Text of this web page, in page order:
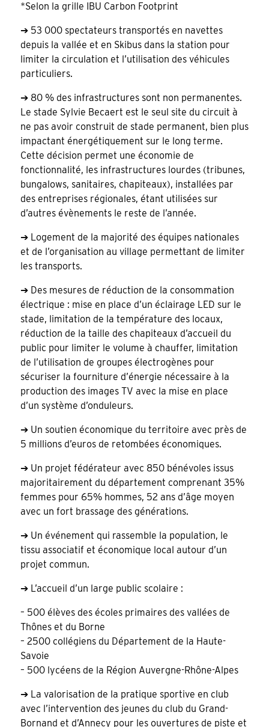
*Selon la grille IBU Carbon Footprint
➔ 53 000 spectateurs transportés en navettes
depuis la vallée et en Skibus dans la station pour
limiter la circulation et l’utilisation des véhicules
particuliers.
➔ 80 % des infrastructures sont non permanentes.
Le stade Sylvie Becaert est le seul site du circuit à
ne pas avoir construit de stade permanent, bien plus
impactant énergétiquement sur le long terme.
Cette décision permet une économie de
fonctionnalité, les infrastructures lourdes (tribunes,
bungalows, sanitaires, chapiteaux), installées par
des entreprises régionales, étant utilisées sur
d’autres évènements le reste de l’année.
➔ Logement de la majorité des équipes nationales
et de l’organisation au village permettant de limiter
les transports.
➔ Des mesures de réduction de la consommation
électrique : mise en place d’un éclairage LED sur le
stade, limitation de la température des locaux,
réduction de la taille des chapiteaux d’accueil du
public pour limiter le volume à chauffer, limitation
de l’utilisation de groupes électrogènes pour
sécuriser la fourniture d’énergie nécessaire à la
production des images TV avec la mise en place
d’un système d’onduleurs.
➔ Un soutien économique du territoire avec près de
5 millions d’euros de retombées économiques.
➔ Un projet fédérateur avec 850 bénévoles issus
majoritairement du département comprenant 35%
femmes pour 65% hommes, 52 ans d’âge moyen
avec un fort brassage des générations.
➔ Un événement qui rassemble la population, le
tissu associatif et économique local autour d’un
projet commun.
➔ L’accueil d’un large public scolaire :
– 500 élèves des écoles primaires des vallées de
Thônes et du Borne
– 2500 collégiens du Département de la Haute-
Savoie
– 500 lycéens de la Région Auvergne-Rhône-Alpes
➔ La valorisation de la pratique sportive en club
avec l’intervention des jeunes du club du Grand-
Bornand et d’Annecy pour les ouvertures de piste et